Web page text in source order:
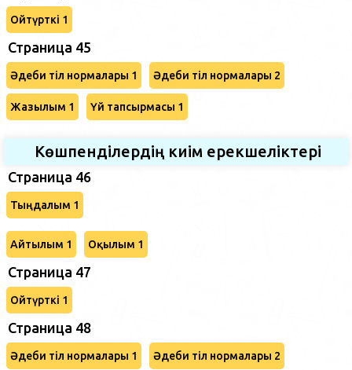
Ойтүрткі 1
Страница 45
Әдеби тіл нормалары 1 Әдеби тіл нормалары 2
Жазылым 1 Үй тапсырмасы 1
Көшпенділердің киім ерекшеліктері
Страница 46
Тыңдалым 1
Айтылым 1 Оқылым 1
Страница 47
Ойтүрткі 1
Страница 48
Әдеби тіл нормалары 1 Әдеби тіл нормалары 2